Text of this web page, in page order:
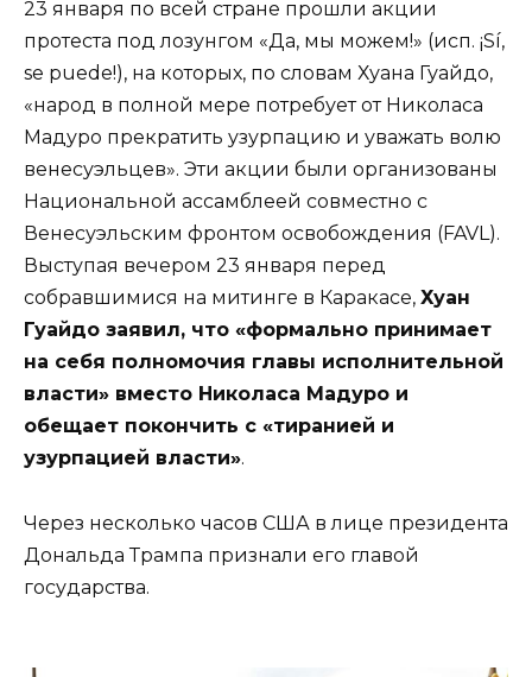
23 января по всей стране прошли акции
протеста под лозунгом «Да, мы можем!» (исп. ¡Sí,
se puede!), на которых, по словам Хуана Гуайдо,
«народ в полной мере потребует от Николаса
Мадуро прекратить узурпацию и уважать волю
венесуэльцев». Эти акции были организованы
Национальной ассамблеей совместно с
Венесуэльским фронтом освобождения (FAVL).
Выступая вечером 23 января перед
собравшимися на митинге в Каракасе, Хуан
Гуайдо заявил, что «формально принимает
на себя полномочия главы исполнительной
власти» вместо Николаса Мадуро и
обещает покончить с «тиранией и
узурпацией власти».
Через несколько часов США в лице президента
Дональда Трампа признали его главой
государства.